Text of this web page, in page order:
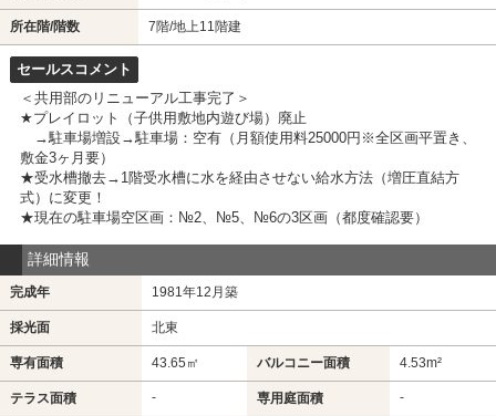
所在階/階数 7階/地上11階建
セールスコメント
＜共用部のリニューアル工事完了＞
★プレイロット（子供用敷地内遊び場）廃止
→駐車場増設→駐車場：空有（月額使用料25000円※全区画平置き、
敷金3ヶ月要）
★受水槽撤去→1階受水槽に水を経由させない給水方法（増圧直結方
式）に変更！
★現在の駐車場空区画：№2、№5、№6の3区画（都度確認要）
詳細情報
完成年 1981年12月築
採光面 北東
専有面積 43.65㎡ バルコニー面積 4.53m²
テラス面積 - 専用庭面積 -